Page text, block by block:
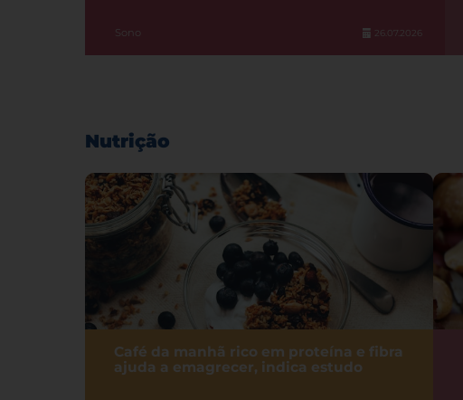
Sono 26.07.2026
Nutrição
Café da manhã rico em proteína e fibra
ajuda a emagrecer, indica estudo